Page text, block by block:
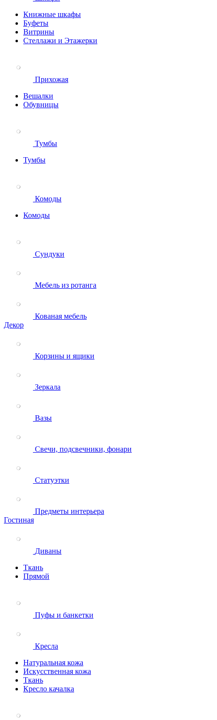
Книжные шкафы
Буфеты
Витрины
Стеллажи и Этажерки
Прихожая
Вешалки
Обувницы
Тумбы
Тумбы
Комоды
Комоды
Сундуки
Мебель из ротанга
Кованая мебель
Декор
Корзины и ящики
Зеркала
Вазы
Свечи, подсвечники, фонари
Статуэтки
Предметы интерьера
Гостиная
Диваны
Ткань
Прямой
Пуфы и банкетки
Кресла
Натуральная кожа
Искусственная кожа
Ткань
Кресло качалка